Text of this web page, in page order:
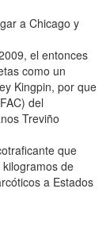
a Chicago y
el entonces
como un
Kingpin, por que
del
Treviño
que
de
a Estados